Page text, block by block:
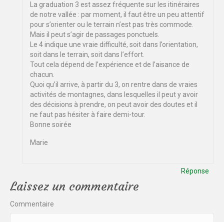
La graduation 3 est assez fréquente sur les itinéraires
de notre vallée : par moment, il faut être un peu attentif
pour s’orienter ou le terrain n’est pas très commode.
Mais il peut s’agir de passages ponctuels.
Le 4 indique une vraie difficulté, soit dans l’orientation,
soit dans le terrain, soit dans l’effort.
Tout cela dépend de l’expérience et de l’aisance de
chacun.
Quoi qu’il arrive, à partir du 3, on rentre dans de vraies
activités de montagnes, dans lesquelles il peut y avoir
des décisions à prendre, on peut avoir des doutes et il
ne faut pas hésiter à faire demi-tour.
Bonne soirée
Marie
Réponse
Laissez un commentaire
Commentaire